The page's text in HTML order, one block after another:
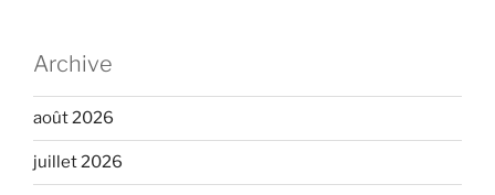
Archive
août 2026
juillet 2026